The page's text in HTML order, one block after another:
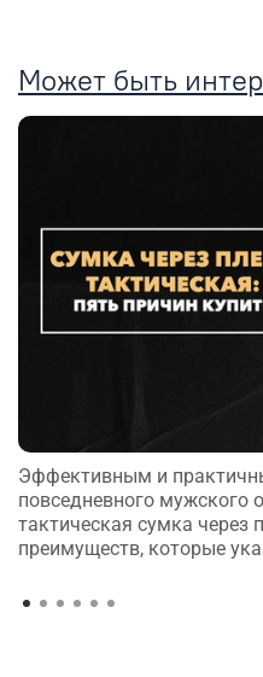
Может быть
Эффективным и
повседневного мужского
тактическая сумка через
преимуществ, которые